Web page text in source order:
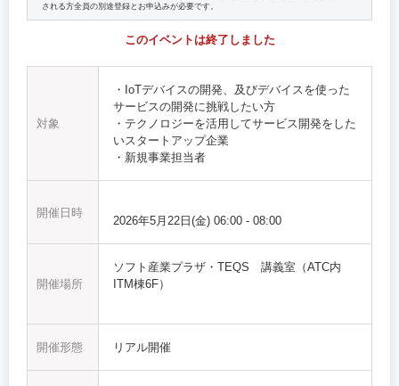
される方全員の別途登録とお申込みが必要です。
このイベントは終了しました
対象
・IoTデバイスの開発、及びデバイスを使った
サービスの開発に挑戦したい方
・テクノロジーを活用してサービス開発をした
いスタートアップ企業
・新規事業担当者
開催日時
2026年5月22日(金) 06:00 - 08:00
開催場所
ソフト産業プラザ・TEQS 講義室（ATC内
ITM棟6F）
開催形態 リアル開催